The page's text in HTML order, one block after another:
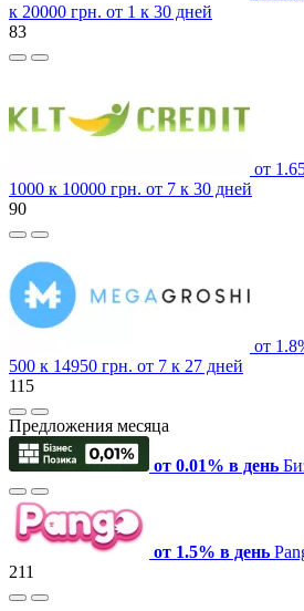
к 20000 грн. от 1 к 30 дней
83
от
1000 к 10000 грн. от 7 к 30 дней
90
от
500 к 14950 грн. от 7 к 27 дней
115
Предложения месяца
от 0.01% в день
от 1.5% в день
211